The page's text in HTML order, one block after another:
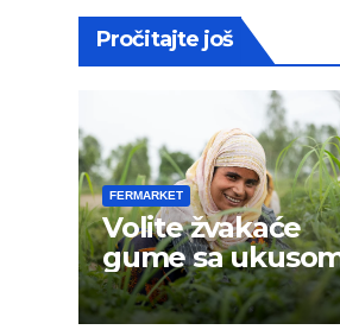
Pročitajte još
FERMARKET
Volite žvakaće
gume sa
mentola?